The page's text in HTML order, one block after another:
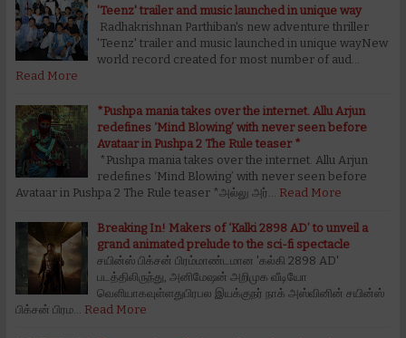
'Teenz' trailer and music launched in unique way
Radhakrishnan Parthiban's new adventure thriller
'Teenz' trailer and music launched in unique wayNew
world record created for most number of aud…
Read More
*Pushpa mania takes over the internet. Allu Arjun
redefines ‘Mind Blowing’ with never seen before
Avataar in Pushpa 2 The Rule teaser *
*Pushpa mania takes over the internet. Allu Arjun
redefines ‘Mind Blowing’ with never seen before
Avataar in Pushpa 2 The Rule teaser *அல்லு அர்…
Read More
Breaking In! Makers of ‘Kalki 2898 AD’ to unveil a
grand animated prelude to the sci-fi spectacle
சயின்ஸ் பிக்சன் பிரம்மாண்டமான 'கல்கி 2898 AD'
படத்திலிருந்து, அனிமேஷன் அறிமுக வீடியோ
வெளியாகவுள்ளதுபிரபல இயக்குநர் நாக் அஸ்வினின் சயின்ஸ்
பிக்சன் பிரம…
Read More